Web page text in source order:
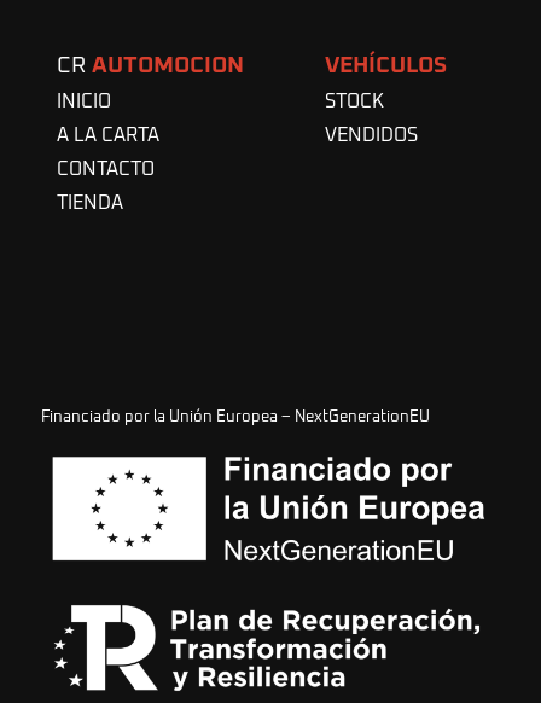
CR AUTOMOCION
INICIO
A LA CARTA
CONTACTO
TIENDA
VEHÍCULOS
STOCK
VENDIDOS
Financiado por la Unión Europea – NextGenerationEU